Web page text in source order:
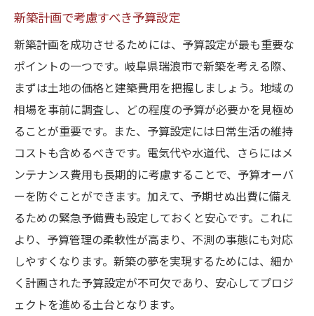
耐震性が資産価値に与える影響
地域特有の地震リスクへの対応策
岐阜県瑞浪市で理想の住まいを実現するための
施工方法
地元業者との連携で生まれる安心感
施工品質を確保するためのチェックポイン
ト
環境に優しい施工方法の採用
施工後のメンテナンス体制の確認
施工中に注意すべき安全対策
新技術を取り入れた施工例の紹介
新築相談で失敗しないための建材選択のコツ
品質と価格のバランスを考えた建材選び
新築計画で考慮すべき予算設定
新築計画を成功させるためには、予算設定が最も重要な
ポイントの一つです。岐阜県瑞浪市で新築を考える際、
まずは土地の価格と建築費用を把握しましょう。地域の
相場を事前に調査し、どの程度の予算が必要かを見極め
ることが重要です。また、予算設定には日常生活の維持
コストも含めるべきです。電気代や水道代、さらにはメ
ンテナンス費用も長期的に考慮することで、予算オーバ
ーを防ぐことができます。加えて、予期せぬ出費に備え
るための緊急予備費も設定しておくと安心です。これに
より、予算管理の柔軟性が高まり、不測の事態にも対応
しやすくなります。新築の夢を実現するためには、細か
く計画された予算設定が不可欠であり、安心してプロジ
ェクトを進める土台となります。